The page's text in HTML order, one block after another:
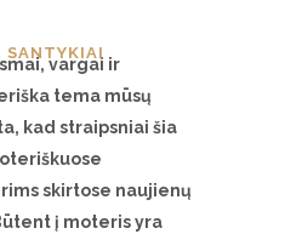
SANTYKIAI
vargai ir
tema mūsų
kad straipsniai šia
skirtose naujienų
į moteris yra